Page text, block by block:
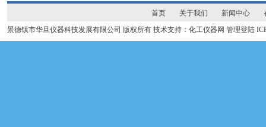
首页 关于我们 新闻中心
景德镇市华旦仪器科技发展有限公司 版权所有 技术支持：化工仪器网 管理登陆